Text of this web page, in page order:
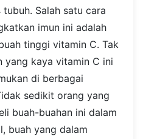
Salah satu cara
imun ini adalah
tinggi vitamin C. Tak
yang kaya vitamin C ini
di berbagai
sedikit orang yang
buah-buahan ini dalam
buah yang dalam